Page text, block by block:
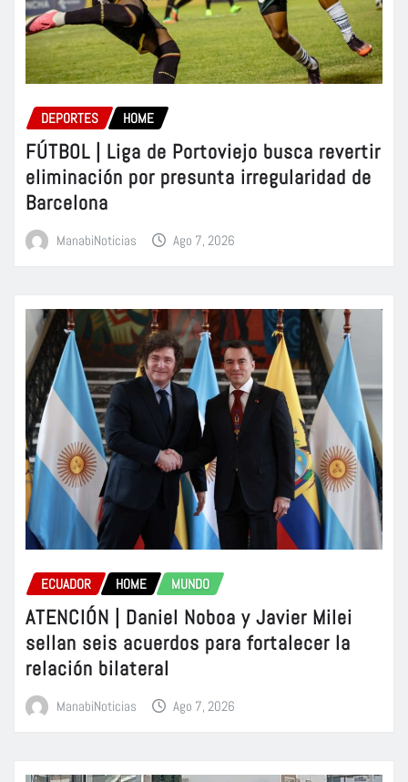
DEPORTES HOME
FÚTBOL | Liga de Portoviejo busca revertir
eliminación por presunta irregularidad de
Barcelona
ManabiNoticias Ago 7, 2026
ECUADOR HOME MUNDO
ATENCIÓN | Daniel Noboa y Javier Milei
sellan seis acuerdos para fortalecer la
relación bilateral
ManabiNoticias Ago 7, 2026